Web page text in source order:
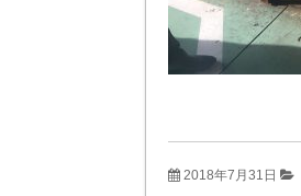
2018年7月31日